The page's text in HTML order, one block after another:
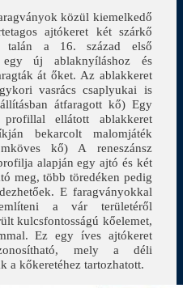
közül kiemelkedő
ajtókeret két szárkő
talán a 16. század első
egy új ablaknyíláshoz és
át őket. Az ablakkeret
vasrács csaplyukai is
átfaragott kő) Egy
ellátott ablakkeret
bekarcolt malomjáték
kő) A reneszánsz
alapján egy ajtó és két
meg, több töredéken pedig
E faragványokkal
a vár területéről
kulcsfontosságú kőelemet,
Ez egy íves ajtókeret
mely a déli
a kőkeretéhez tartozhatott.